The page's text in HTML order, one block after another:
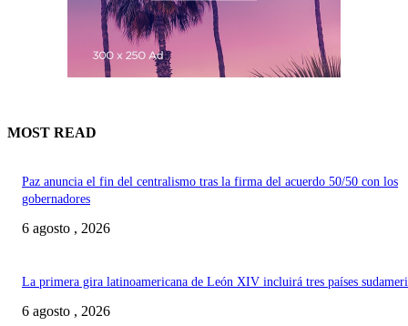
MOST READ
Paz anuncia el fin del centralismo tras la firma del acuerdo 50/50 con los
gobernadores
6 agosto , 2026
La primera gira latinoamericana de León XIV incluirá tres países
6 agosto , 2026